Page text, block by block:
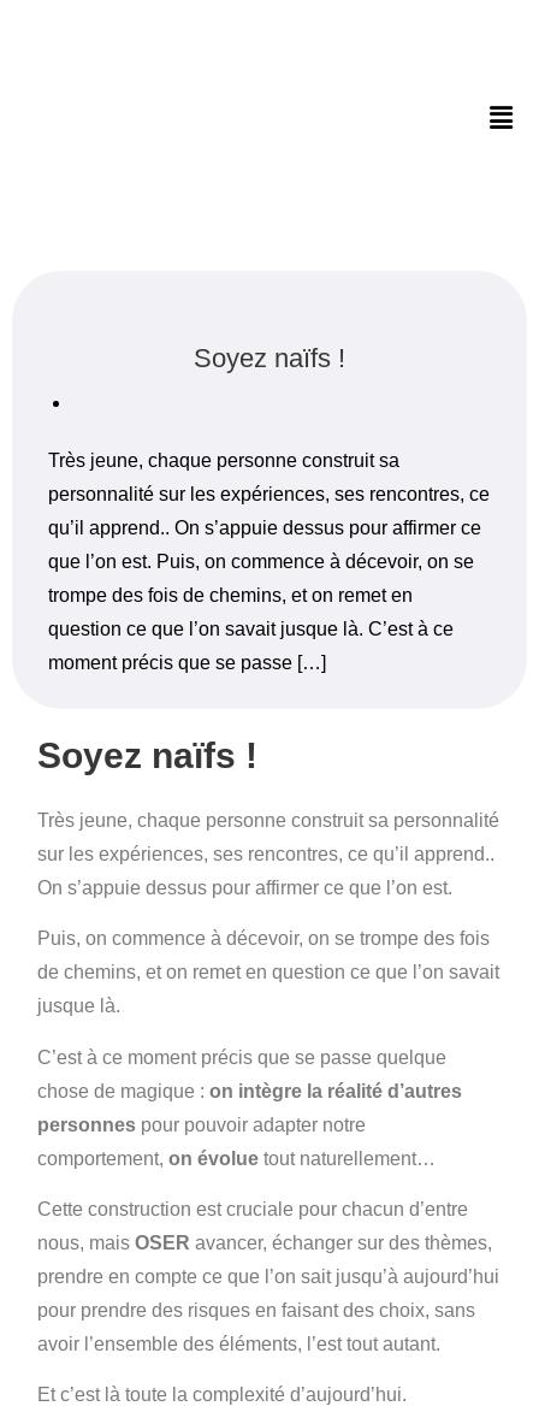
Soyez naïfs !
Très jeune, chaque personne construit sa
personnalité sur les expériences, ses rencontres, ce
qu’il apprend.. On s’appuie dessus pour affirmer ce
que l’on est. Puis, on commence à décevoir, on se
trompe des fois de chemins, et on remet en
question ce que l’on savait jusque là. C’est à ce
moment précis que se passe […]
Soyez naïfs !
Très jeune, chaque personne construit sa personnalité
sur les expériences, ses rencontres, ce qu’il apprend..
On s’appuie dessus pour affirmer ce que l’on est.
Puis, on commence à décevoir, on se trompe des fois
de chemins, et on remet en question ce que l’on savait
jusque là.
C’est à ce moment précis que se passe quelque
chose de magique : on intègre la réalité d’autres
personnes pour pouvoir adapter notre
comportement,on évolue tout naturellement…
Cette construction est cruciale pour chacun d’entre
nous, maisOSERavancer, échanger sur des thèmes,
prendre en compte ce que l’on sait jusqu’à aujourd’hui
pour prendre des risques en faisant des choix, sans
avoir l’ensemble des éléments, l’est tout autant.
Et c’est là toute la complexité d’aujourd’hui.